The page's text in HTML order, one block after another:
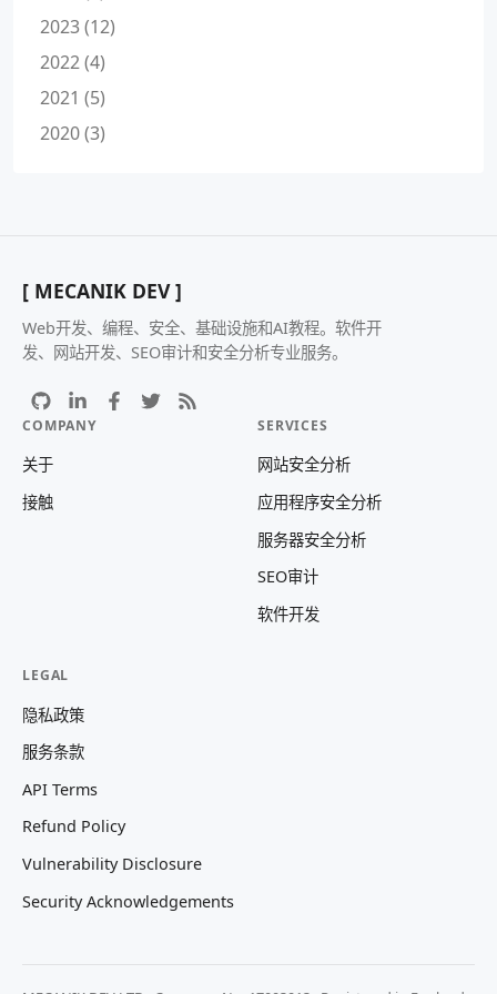
2023 (12)
2022 (4)
2021 (5)
2020 (3)
[ MECANIK DEV ]
Web开发、编程、安全、基础设施和AI教程。软件开
发、网站开发、SEO审计和安全分析专业服务。
COMPANY
关于
接触
SERVICES
网站安全分析
应用程序安全分析
服务器安全分析
SEO审计
软件开发
LEGAL
隐私政策
服务条款
API Terms
Refund Policy
Vulnerability Disclosure
Security Acknowledgements